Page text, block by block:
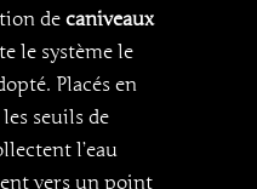
de caniveaux
le système le
Placés en
seuils de
l’eau
vers un point